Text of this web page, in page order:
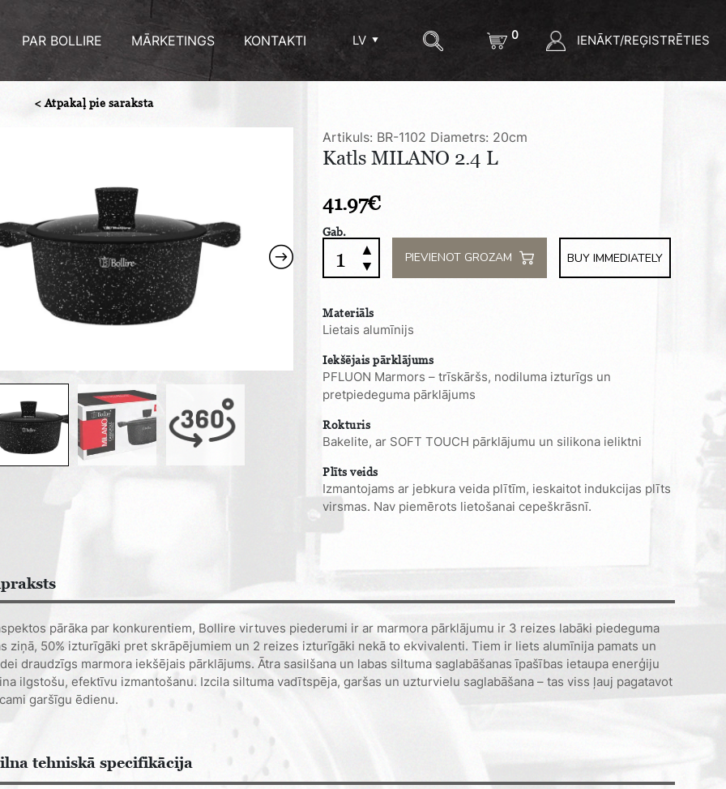
PAR BOLLIRE MĀRKETINGS KONTAKTI LV 0 IENĀKT/REĢISTRĒTIES
< Atpakaļ pie saraksta
Artikuls: BR-1102 Diametrs: 20cm
Katls MILANO 2.4 L
41.97€
Gab.
MILANO
L
quantity
▲
▼
PIEVIENOT GROZAM BUY IMMEDIATELY
Materiāls
Lietais alumīnijs
Iekšējais pārklājums
PFLUON Marmors – trīskāršs, nodiluma izturīgs un
pretpiedeguma pārklājums
Rokturis
Bakelite, ar SOFT TOUCH pārklājumu un silikona ieliktni
Plīts veids
Izmantojams ar jebkura veida plītīm, ieskaitot indukcijas plīts
virsmas. Nav piemērots lietošanai cepeškrāsnī.
pārāka par konkurentiem, Bollire virtuves piederumi ir ar marmora pārklājumu ir 3 reizes labāki piedeguma
ziņā, 50% izturīgāki pret skrāpējumiem un 2 reizes izturīgāki nekā to ekvivalenti. Tiem ir liets alumīnija pamats un
draudzīgs marmora iekšējais pārklājums. Ātra sasilšana un labas siltuma saglabāšanas īpašības ietaupa enerģiju
ilgstošu, efektīvu izmantošanu. Izcila siltuma vadītspēja, garšas un uzturvielu saglabāšana – tas viss ļauj pagatavot
garšīgu ēdienu.
tehniskā specifikācija